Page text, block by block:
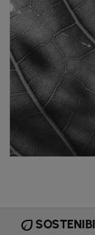
SD-WAN + SASE
LAN + LAN
eco